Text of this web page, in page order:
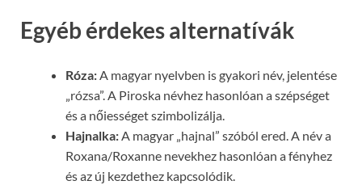
Egyéb érdekes alternatívák
Róza:A magyar nyelvben is gyakori név, jelentése
„rózsa”. A Piroska névhez hasonlóan a szépséget
és a nőiességet szimbolizálja.
Hajnalka:A magyar „hajnal” szóból ered. A név a
Roxana/Roxanne nevekhez hasonlóan a fényhez
és az új kezdethez kapcsolódik.